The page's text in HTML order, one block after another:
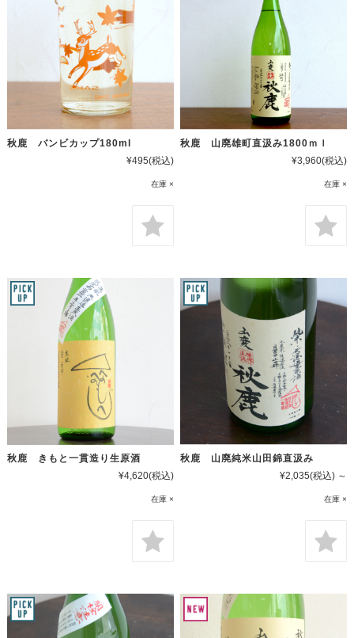
秋鹿 バンビカップ180ml
¥495(税込)
在庫 ×
秋鹿 山廃雄町直汲み1800ｍｌ
¥3,960(税込)
在庫 ×
秋鹿 きもと一貫造り生原酒
¥4,620(税込)
在庫 ×
秋鹿 山廃純米山田錦直汲み
¥2,035(税込) ～
在庫 ×